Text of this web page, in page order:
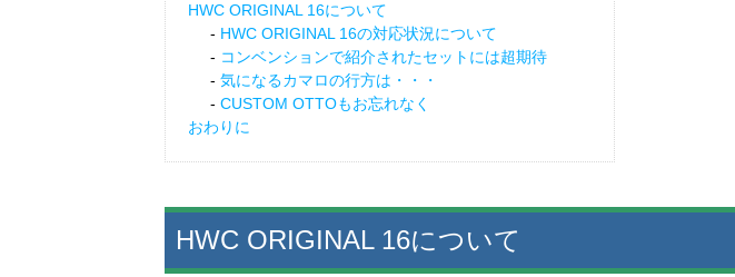
HWC ORIGINAL 16について
HWC ORIGINAL 16の対応状況について
コンベンションで紹介されたセットには超期待
気になるカマロの行方は・・・
CUSTOM OTTOもお忘れなく
おわりに
HWC ORIGINAL 16について